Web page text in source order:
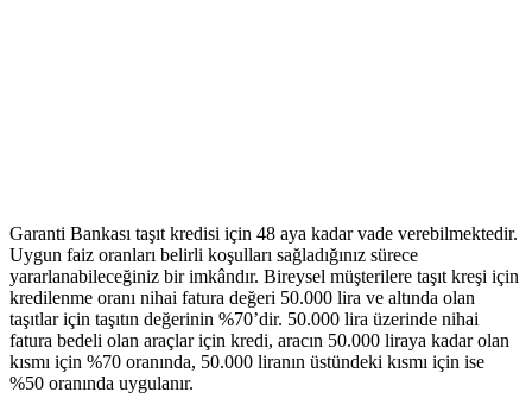
Garanti Bankası taşıt kredisi için 48 aya kadar vade verebilmektedir.
Uygun faiz oranları belirli koşulları sağladığınız sürece
yararlanabileceğiniz bir imkândır. Bireysel müşterilere taşıt kreşi için
kredilenme oranı nihai fatura değeri 50.000 lira ve altında olan
taşıtlar için taşıtın değerinin %70’dir. 50.000 lira üzerinde nihai
fatura bedeli olan araçlar için kredi, aracın 50.000 liraya kadar olan
kısmı için %70 oranında, 50.000 liranın üstündeki kısmı için ise
%50 oranında uygulanır.